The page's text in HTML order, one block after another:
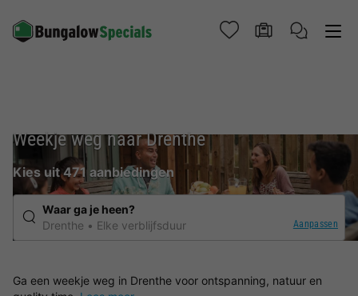
Weekje weg naar Drenthe
Kies uit 471 aanbiedingen
Waar ga je heen?
Drenthe
Elke verblijfsduur Aanpassen
Ga een weekje weg in Drenthe voor ontspanning, natuur en